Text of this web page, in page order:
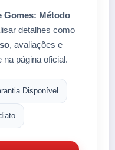
Gomes: Método
detalhes como
, avaliações e
na página oficial.
Disponível